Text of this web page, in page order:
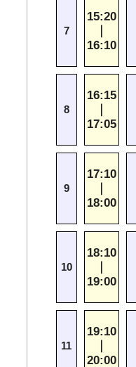
7
15:20
16:10
8
16:15
17:05
9
17:10
18:00
10
18:10
19:00
11
19:10
20:00